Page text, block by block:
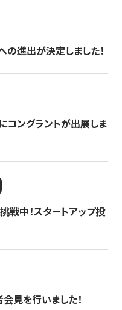
進出が決定しました！
コングラントが出展しま
中！スタートアップ投
見を行いました！